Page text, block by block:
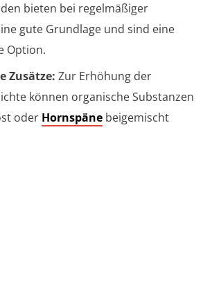
bieten bei regelmäßiger
gute Grundlage und sind eine
Option.
Zusätze: Zur Erhöhung der
können organische Substanzen
oder Hornspäne beigemischt